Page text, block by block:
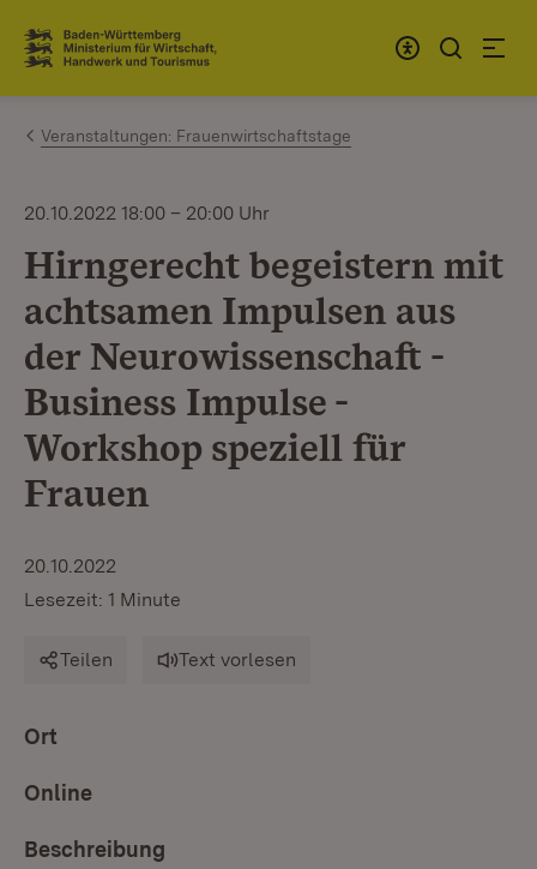
Zum Inhalt springen
Link zur Startseite
Veranstaltungen: Frauenwirtschaftstage
20.10.2022 18:00 – 20:00 Uhr
Hirngerecht begeistern mit
achtsamen Impulsen aus
der Neurowissenschaft -
Business Impulse -
Workshop speziell für
Frauen
20.10.2022
Lesezeit: 1 Minute
Teilen Text vorlesen
Ort
Online
Beschreibung